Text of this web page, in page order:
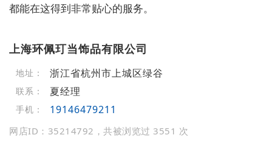
都能在这得到非常贴心的服务。
上海环佩玎当饰品有限公司
地址： 浙江省杭州市上城区绿谷
联系： 夏经理
手机： 19146479211
网店ID：35214792，共被浏览过 3551 次